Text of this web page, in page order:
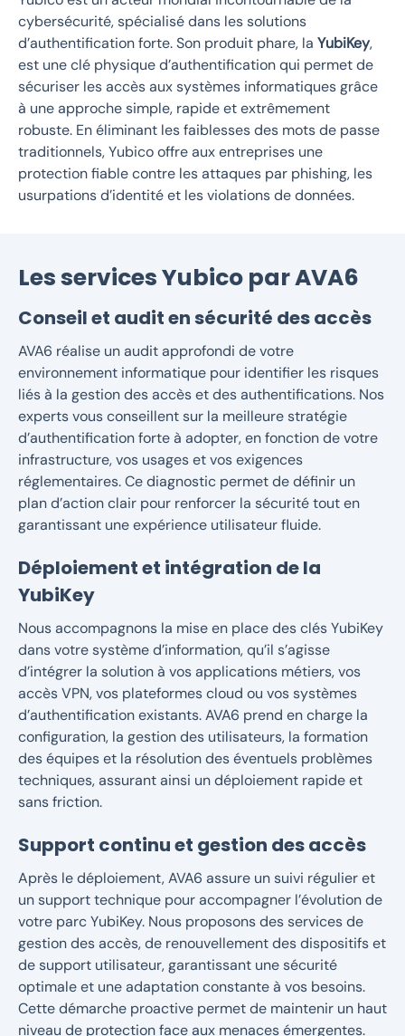
cybersécurité, spécialisé dans les solutions
d’authentification forte. Son produit phare, la YubiKey,
est une clé physique d’authentification qui permet de
sécuriser les accès aux systèmes informatiques grâce
à une approche simple, rapide et extrêmement
robuste. En éliminant les faiblesses des mots de passe
traditionnels, Yubico offre aux entreprises une
protection fiable contre les attaques par phishing, les
usurpations d’identité et les violations de données.
Les services Yubico par AVA6
Conseil et audit en sécurité des accès
AVA6 réalise un audit approfondi de votre
environnement informatique pour identifier les risques
liés à la gestion des accès et des authentifications. Nos
experts vous conseillent sur la meilleure stratégie
d’authentification forte à adopter, en fonction de votre
infrastructure, vos usages et vos exigences
réglementaires. Ce diagnostic permet de définir un
plan d’action clair pour renforcer la sécurité tout en
garantissant une expérience utilisateur fluide.
Déploiement et intégration de la
YubiKey
Nous accompagnons la mise en place des clés YubiKey
dans votre système d’information, qu’il s’agisse
d’intégrer la solution à vos applications métiers, vos
accès VPN, vos plateformes cloud ou vos systèmes
d’authentification existants. AVA6 prend en charge la
configuration, la gestion des utilisateurs, la formation
des équipes et la résolution des éventuels problèmes
techniques, assurant ainsi un déploiement rapide et
sans friction.
Support continu et gestion des accès
Après le déploiement, AVA6 assure un suivi régulier et
un support technique pour accompagner l’évolution de
votre parc YubiKey. Nous proposons des services de
gestion des accès, de renouvellement des dispositifs et
de support utilisateur, garantissant une sécurité
optimale et une adaptation constante à vos besoins.
Cette démarche proactive permet de maintenir un haut
niveau de protection face aux menaces émergentes.